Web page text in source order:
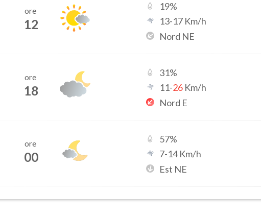
ore
12
19%
13-17 Km/h
Nord NE
ore
18
31%
11-26 Km/h
Nord E
ore
00
57%
7-14Km/h
Est NE